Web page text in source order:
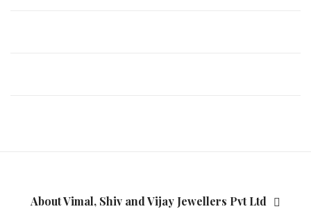
About Vimal, Shiv and Vijay Jewellers Pvt Ltd